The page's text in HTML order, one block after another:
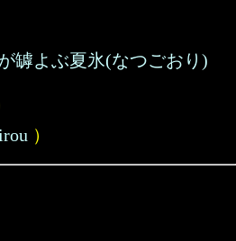
罅よぶ夏氷(なつごおり)
）